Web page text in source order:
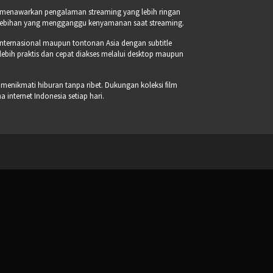
pengalaman streaming yang lebih ringan
yang mengganggu kenyamanan saat streaming.
maupun tontonan Asia dengan subtitle
praktis dan cepat diakses melalui desktop maupun
hiburan tanpa ribet. Dukungan koleksi film
internet Indonesia setiap hari.